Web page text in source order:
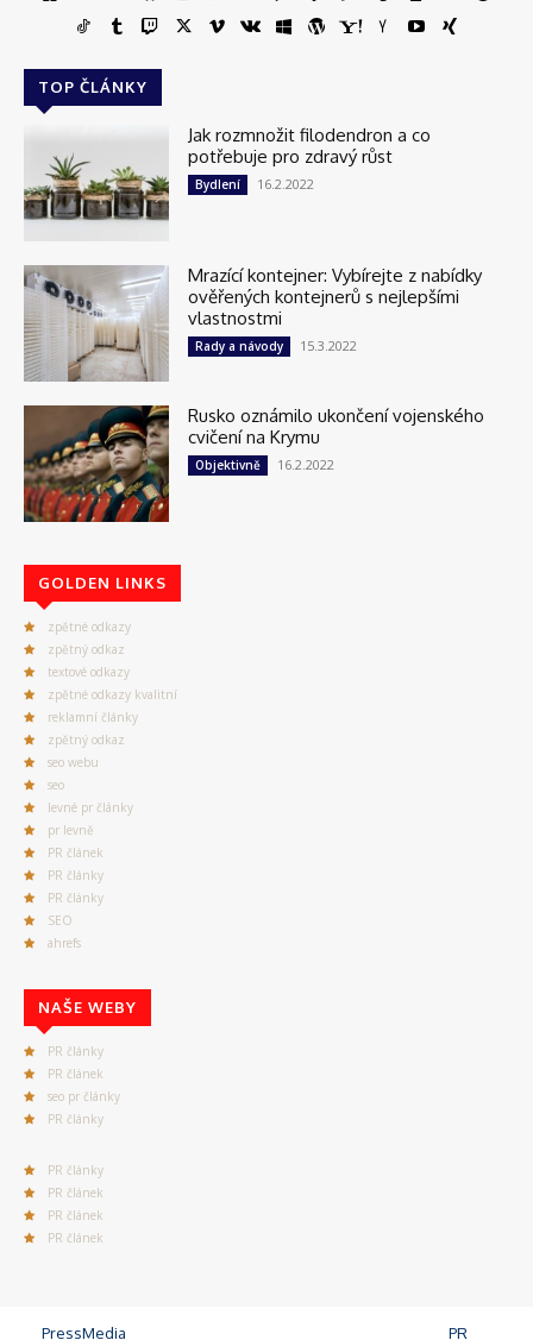
TOP ČLÁNKY
Jak rozmnožit filodendron a co
potřebuje pro zdravý růst
Bydlení 16.2.2022
Mrazící kontejner: Vybírejte z nabídky
ověřených kontejnerů s nejlepšími
vlastnostmi
Rady a návody 15.3.2022
Rusko oznámilo ukončení vojenského
cvičení na Krymu
Objektivně 16.2.2022
GOLDEN LINKS
zpětné odkazy
zpětný odkaz
textové odkazy
zpětné odkazy kvalitní
reklamní články
zpětný odkaz
seo webu
seo
levné pr články
pr levně
PR článek
PR články
PR články
SEO
ahrefs
NAŠE WEBY
PR články
PR článek
seo pr články
PR články
PR články
PR článek
PR článek
PR článek
PressMedia PR